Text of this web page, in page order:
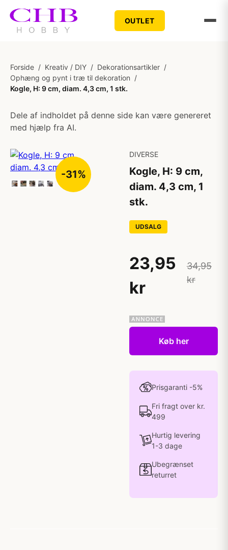
OUTLET
Forside / Kreativ / DIY / Dekorationsartikler /
Ophæng og pynt i træ til dekoration /
Kogle, H: 9 cm, diam. 4,3 cm, 1 stk.
Dele af indholdet på denne side kan være genereret
med hjælp fra AI.
-31%
DIVERSE
Kogle, H: 9 cm,
diam. 4,3 cm, 1
stk.
UDSALG
23,95
kr
34,95
kr
Køb her
Prisgaranti -5%
Fri fragt over kr.
499
Hurtig levering
1-3 dage
Ubegrænset
returret